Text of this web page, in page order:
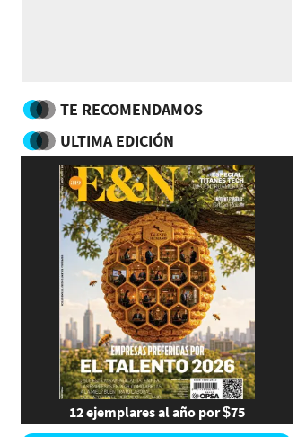
TE RECOMENDAMOS
ULTIMA EDICIÓN
12 ejemplares al año por $75